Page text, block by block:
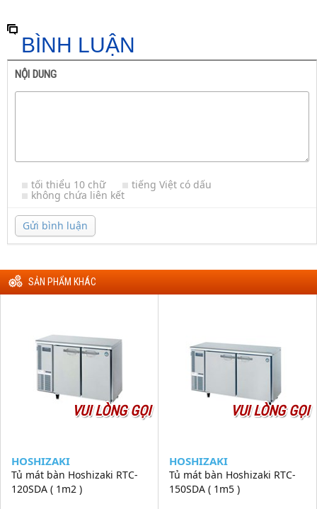
BÌNH LUẬN
NỘI DUNG
tối thiểu 10 chữ tiếng Việt có dấu
không chứa liên kết
Gửi bình luận
SẢN PHẨM KHÁC
VUI LÒNG GỌI
HOSHIZAKI
Tủ mát bàn Hoshizaki RTC-
120SDA ( 1m2 )
VUI LÒNG GỌI
HOSHIZAKI
Tủ mát bàn Hoshizaki RTC-
150SDA ( 1m5 )